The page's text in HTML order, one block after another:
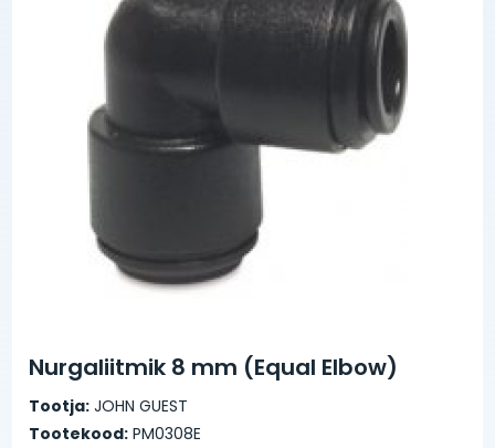
Nurgaliitmik 8 mm (Equal Elbow)
Tootja: JOHN GUEST
Tootekood: PM0308E